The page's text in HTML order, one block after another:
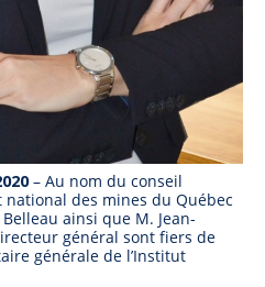
– Au nom du conseil
national des mines du Québec
ainsi que M. Jean-
général sont fiers de
générale de l’Institut